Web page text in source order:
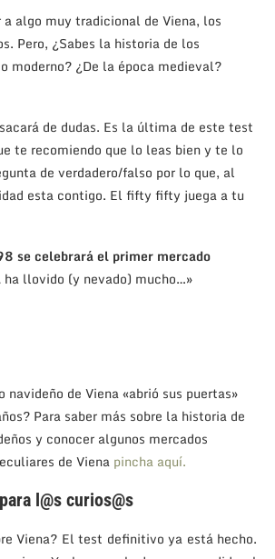
algo muy tradicional de Viena, los
Pero, ¿Sabes la historia de los
moderno? ¿De la época medieval?
de dudas. Es la última de este test
te recomiendo que lo leas bien y te lo
de verdadero/falso por lo que, al
esta contigo. El fifty fifty juega a tu
se celebrará el primer mercado
ha llovido (y nevado) mucho…»
navideño de Viena «abrió sus puertas»
Para saber más sobre la historia de
y conocer algunos mercados
de Viena pincha aquí.
l@s curios@s
Viena? El test definitivo ya está hecho.